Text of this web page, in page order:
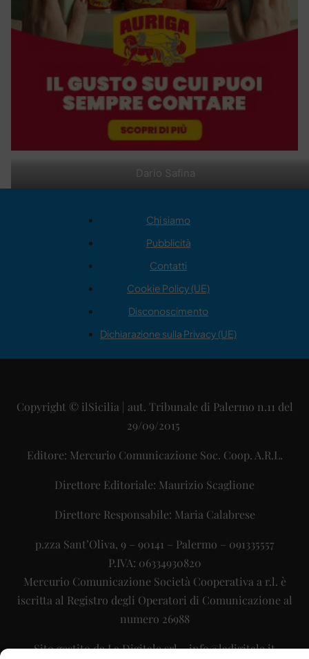
Dario Safina
Chi siamo
Pubblicità
Contatti
Cookie Policy (UE)
Disconoscimento
Dichiarazione sulla Privacy (UE)
Copyright © ilSicilia | aut. Tribunale di Palermo n.11 del
29/09/2015
Editore: Mercurio Comunicazione Soc. Coop. A.R.L.
Direttore Editoriale: Maurizio Scaglione
Direttore Responsabile: Maria Calabrese
p.zza Sant’Oliva, 9 – 90141 – Palermo – 091335557
P.IVA: 06334930820
Mercurio Comunicazione Società Cooperativa a r.l. è
iscritta al Registro degli Operatori di Comunicazione al
numero 26988
Sito gestito daLa Digitale srl–info@ladigitale.it